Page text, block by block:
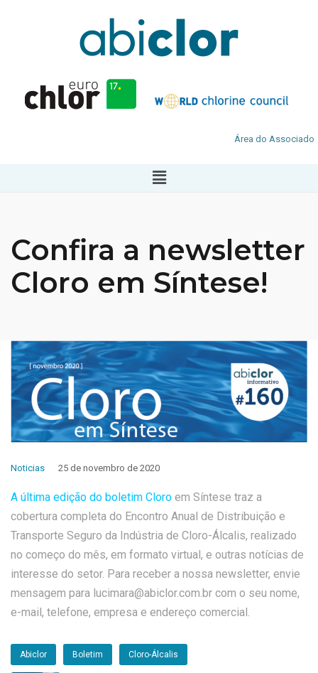
Área do Associado
Confira a newsletter
Cloro em Síntese!
Noticias 25 de novembro de 2020
A última edição do boletim Cloro em Síntese traz a
cobertura completa do Encontro Anual de Distribuição e
Transporte Seguro da Indústria de Cloro-Álcalis, realizado
no começo do mês, em formato virtual, e outras notícias de
interesse do setor. Para receber a nossa newsletter, envie
mensagem para lucimara@abiclor.com.br com o seu nome,
e-mail, telefone, empresa e endereço comercial.
Abiclor Boletim Cloro-Álcalis